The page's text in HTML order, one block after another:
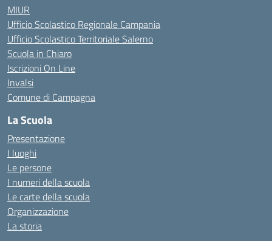
MIUR
Ufficio Scolastico Regionale Campania
Ufficio Scolastico Territoriale Salerno
Scuola in Chiaro
Iscrizioni On Line
Invalsi
Comune di Campagna
La Scuola
Presentazione
I luoghi
Le persone
I numeri della scuola
Le carte della scuola
Organizzazione
La storia